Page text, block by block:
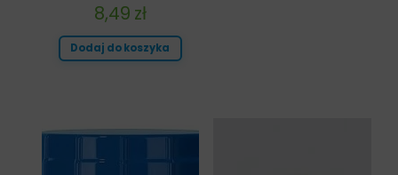
8,49 zł
Dodaj do koszyka